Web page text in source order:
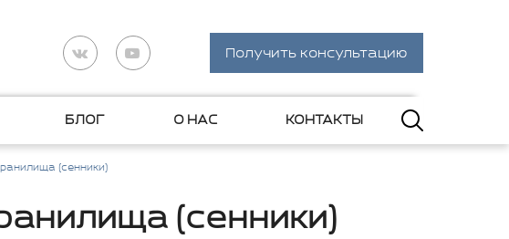
Получить консультацию
БЛОГ О НАС КОНТАКТЫ
(сенники)
(сенники)